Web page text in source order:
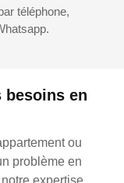
besoins en
ou
problème en
téléphone,